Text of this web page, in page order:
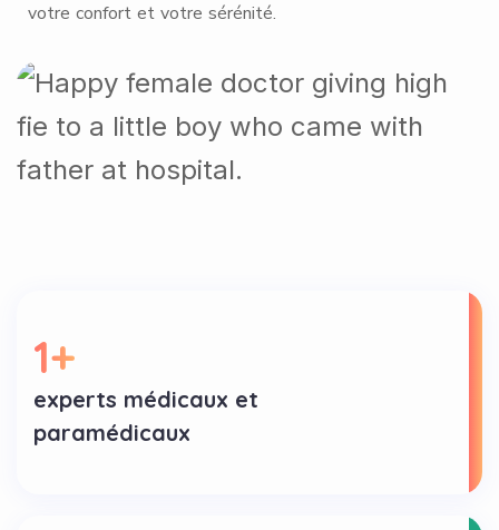
votre confort et votre sérénité.
1+
experts médicaux et
paramédicaux